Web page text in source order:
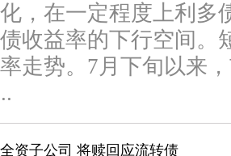
，在一定程度上利多
收益率的下行空间。
走势。7月下旬以来
资子公司 将赎回应流转债